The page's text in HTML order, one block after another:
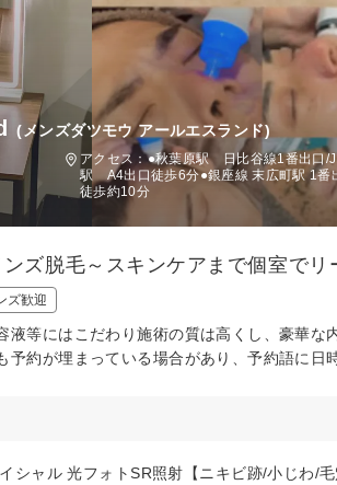
(メンズダツモウ アールエスランド)
アクセス：●秋葉原駅 日比谷線1番出口/
駅 A4出口徒歩6分●銀座線 末広町駅 1
徒歩約10分
ンズ脱毛～スキンケアまで個室でリ
ズ歓迎
液等にはこだわり施術の質は高くし、豪華
予約が埋まっている場合があり、予約語に日
イシャル 光フォトSR照射【ニキビ跡/小じわ/